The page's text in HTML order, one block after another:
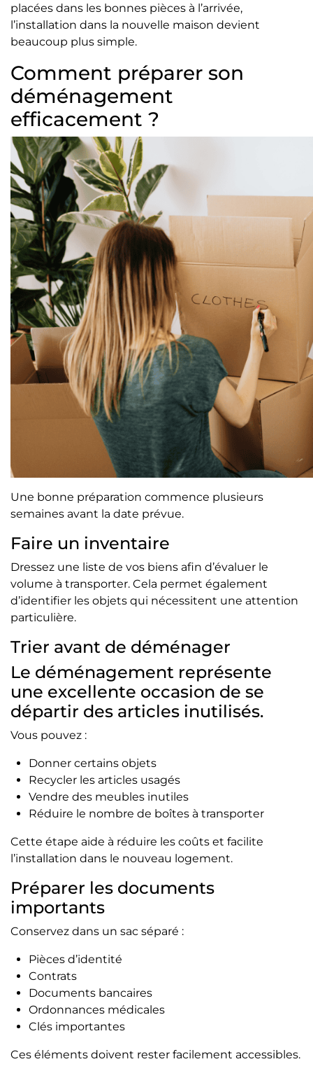
placées dans les bonnes pièces à l’arrivée,
l’installation dans la nouvelle maison devient
beaucoup plus simple.
Comment préparer son
déménagement
efficacement ?
Une bonne préparation commence plusieurs
semaines avant la date prévue.
Faire un inventaire
Dressez une liste de vos biens afin d’évaluer le
volume à transporter. Cela permet également
d’identifier les objets qui nécessitent une attention
particulière.
Trier avant de déménager
Le déménagement représente
une excellente occasion de se
départir des articles inutilisés.
Vous pouvez :
Donner certains objets
Recycler les articles usagés
Vendre des meubles inutiles
Réduire le nombre de boîtes à transporter
Cette étape aide à réduire les coûts et facilite
l’installation dans le nouveau logement.
Préparer les documents
importants
Conservez dans un sac séparé :
Pièces d’identité
Contrats
Documents bancaires
Ordonnances médicales
Clés importantes
Ces éléments doivent rester facilement accessibles.